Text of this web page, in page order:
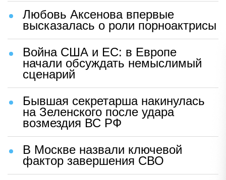
Любовь Аксенова впервые
высказалась о роли порноактрисы
Война США и ЕС: в Европе
начали обсуждать немыслимый
сценарий
Бывшая секретарша накинулась
на Зеленского после удара
возмездия ВС РФ
В Москве назвали ключевой
фактор завершения СВО